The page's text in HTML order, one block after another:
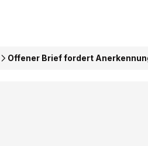
Offener Brief fordert